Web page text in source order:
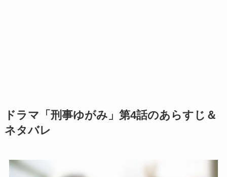
ドラマ「刑事ゆがみ」第4話のあらすじ＆
ネタバレ